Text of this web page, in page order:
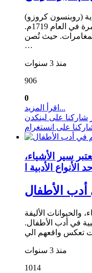
(روبنسون كروزو)
للكاتب دانييل ديفو، التي صدرت لأول مرة في العام 1719م.
حيث تُصن
…
منذ 3 سنوات
906
0
اقرأ المزيد...
شاركنا على لينكدن
على انستغرام
سير الأشياء،
أدب الأطفال
الأليفة
في أدب الأطفال.
منذ 3 سنوات
1014